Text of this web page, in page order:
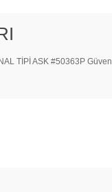
TİPİ ASK #50363P